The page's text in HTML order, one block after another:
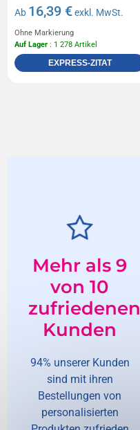
Ab 16,39 €exkl. MwSt.
Ohne Markierung
Auf Lager : 1 278 Artikel
EXPRESS-ZITAT
Mehr als 9
von 10
zufriedenen
Kunden
94% unserer Kunden
sind mit ihren
Bestellungen von
personalisierten